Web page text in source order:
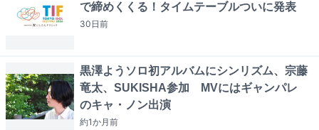
で締めくくる！タイムテーブルついに発表
30日前
黒澤ようソロ初アルバムにシンリズム、宗藤
竜太、SUKISHA参加 MVにはギャンパレ
のキャ・ノン出演
約1か月前